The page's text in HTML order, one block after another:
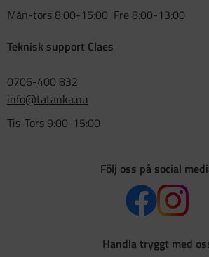
Mån-tors 8:00-15:00 Fre 8:00-13:00
Teknisk support Claes
0706-400 832
info@tatanka.nu
Tis-Tors 9:00-15:00
Följ oss på social
Handla tryggt med